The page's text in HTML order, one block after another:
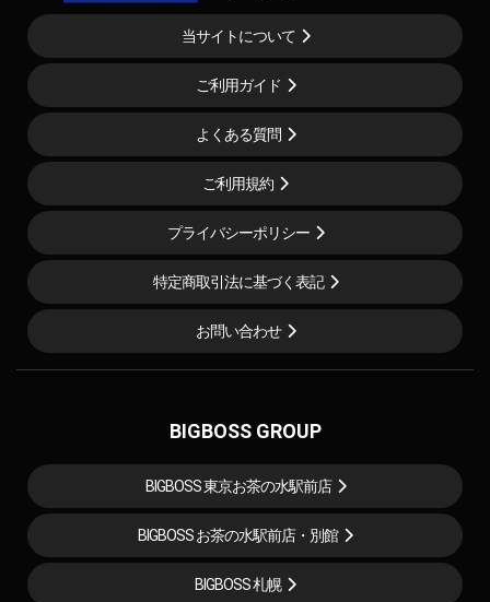
当サイトについて
ご利用ガイド
よくある質問
ご利用規約
プライバシーポリシー
特定商取引法に基づく表記
お問い合わせ
BIGBOSS GROUP
BIGBOSS 東京お茶の水駅前店
BIGBOSS お茶の水駅前店・別館
BIGBOSS 札幌